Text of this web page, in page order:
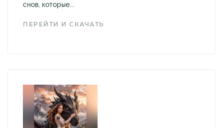
снов, которые...
ПЕРЕЙТИ И СКАЧАТЬ